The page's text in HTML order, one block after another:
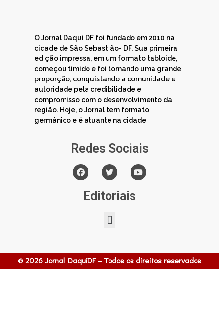
O Jornal Daqui DF foi fundado em 2010 na
cidade de São Sebastião- DF. Sua primeira
edição impressa, em um formato tabloide,
começou tímido e foi tomando uma grande
proporção, conquistando a comunidade e
autoridade pela credibilidade e
compromisso com o desenvolvimento da
região. Hoje, o Jornal tem formato
germânico e é atuante na cidade
Redes Sociais
Editoriais
© 2026 Jornal DaquiDF – Todos os direitos reservados